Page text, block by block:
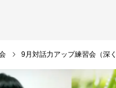
9月対話力アップ練習会（深く